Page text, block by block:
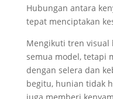
Hubungan antara
tepat menciptakan
Mengikuti tren
semua model, tetapi
dengan selera dan
begitu, hunian tidak